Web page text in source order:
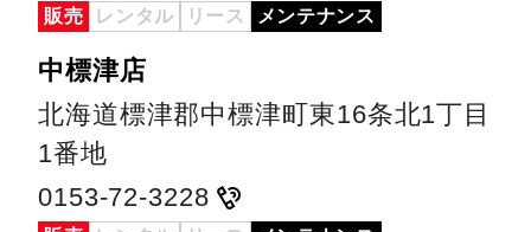
販売 レンタル リース メンテナンス
中標津店
北海道標津郡中標津町東16条北1丁目
1番地
0153-72-3228